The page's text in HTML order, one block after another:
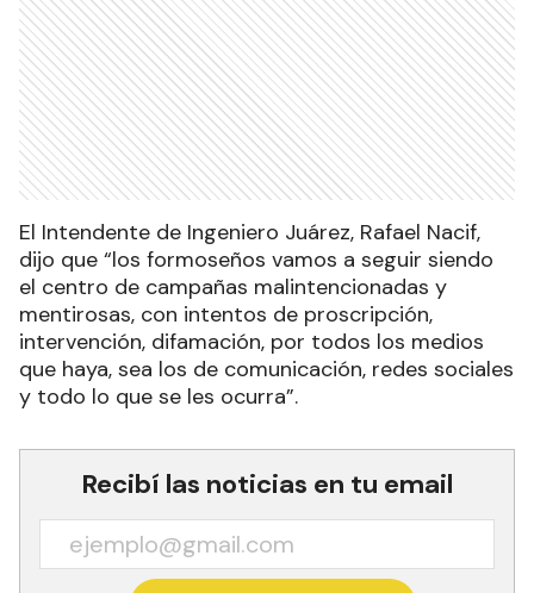
El Intendente de Ingeniero Juárez, Rafael Nacif,
dijo que “los formoseños vamos a seguir siendo
el centro de campañas malintencionadas y
mentirosas, con intentos de proscripción,
intervención, difamación, por todos los medios
que haya, sea los de comunicación, redes sociales
y todo lo que se les ocurra”.
Recibí las noticias en tu email